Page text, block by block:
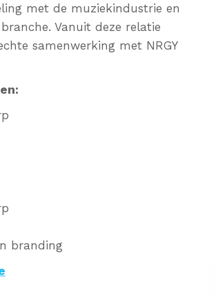
met de muziekindustrie en
Vanuit deze relatie
samenwerking met NRGY
branding